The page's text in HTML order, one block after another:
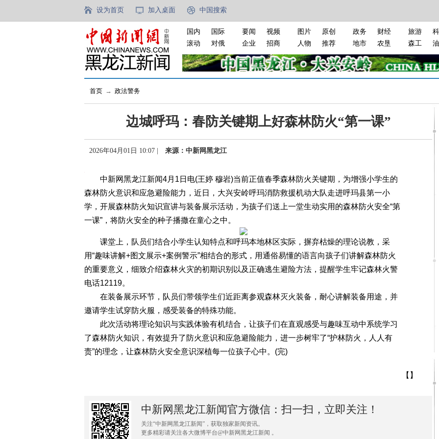
设为首页 加入桌面 中国搜索
国内
国际
滚动
对俄
要闻
视频
企业
招商
图片
原创
人物
推荐
政务
财经
地市
农垦
旅游
森工
首页 → 政法警务
边城呼玛：春防关键期上好森林防火“第一课”
2026年04月01日 10:07 | 来源：中新网黑龙江
中新网黑龙江新闻4月1日电(王婷 穆岩)当前正值春季森林防火关键期，为增强小学生的
森林防火意识和应急避险能力，近日，大兴安岭呼玛消防救援机动大队走进呼玛县第一小
学，开展森林防火知识宣讲与装备展示活动，为孩子们送上一堂生动实用的森林防火安全“第
一课”，将防火安全的种子播撒在童心之中。
课堂上，队员们结合小学生认知特点和呼玛本地林区实际，摒弃枯燥的理论说教，采
用“趣味讲解+图文展示+案例警示”相结合的形式，用通俗易懂的语言向孩子们讲解森林防火
的重要意义，细致介绍森林火灾的初期识别以及正确逃生避险方法，提醒学生牢记森林火警
电话12119。
在装备展示环节，队员们带领学生们近距离参观森林灭火装备，耐心讲解装备用途，并
邀请学生试穿防火服，感受装备的特殊功能。
此次活动将理论知识与实践体验有机结合，让孩子们在直观感受与趣味互动中系统学习
了森林防火知识，有效提升了防火意识和应急避险能力，进一步树牢了“护林防火，人人有
责”的理念，让森林防火安全意识深植每一位孩子心中。(完)
【】
中新网黑龙江新闻官方微信：扫一扫，立即关注！
关注“中新网黑龙江新闻”，获取独家新闻资讯。
更多精彩请关注各大微博平台@中新网黑龙江新闻 。